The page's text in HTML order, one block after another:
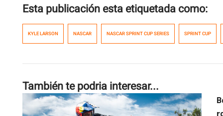
Esta publicación esta etiquetada como:
KYLE LARSON NASCAR NASCAR SPRINT CUP SERIES SPRINT CUP
También te podria interesar...